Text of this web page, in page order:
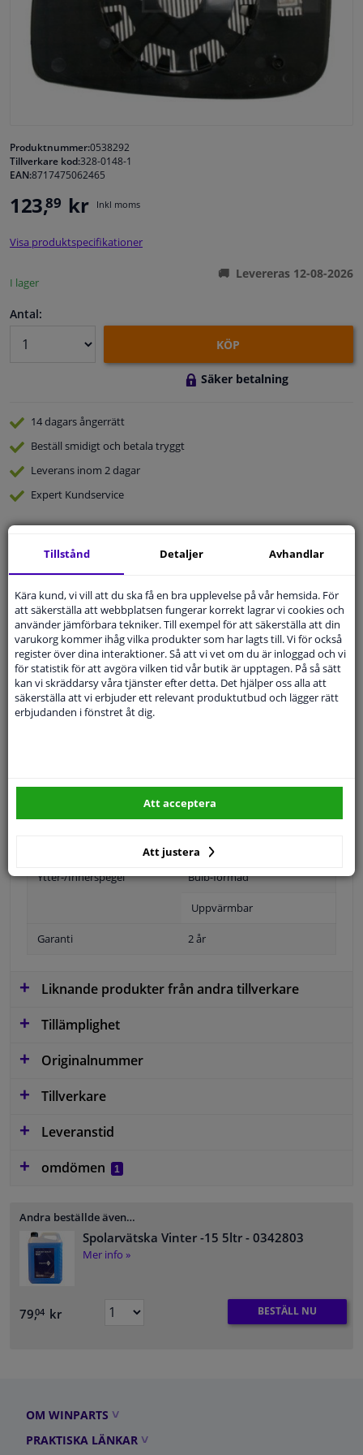
Fönster & Tillbehör
Interiör & bilklädsel
Verkstad & Verktyg
Husbil, motorcykel, cykel & båt
Sensorer & Elsystem
Produktnummer:0538292
Tillverkare kod:328-0148-1
EAN:8717475062465
123,89 kr Inkl moms
Visa produktspecifikationer
I lager
Levereras 12-08-2026
Antal:
KÖP
Säker betalning
14 dagarsångerrätt
Beställ smidigt och betala tryggt
Leverans inom 2 dagar
Expert Kundservice
Ställ din fråga hos våra produktspecialister.
Frågor Och Svar
Modellmatchande garanti, Hitta rätt bildelar.
Fyll i ditt registreringsnummereller Välj din bil.
Vänster, förarens sida
Ytter-/Innerspegel Bulb-formad
Uppvärmbar
Garanti 2 år
Liknande produkter från andra tillverkare
Tillämplighet
Originalnummer
Tillverkare
Leveranstid
omdömen
1
Andra beställde även…
Spolarvätska Vinter -15 5ltr - 0342803
Mer info »
79,04 kr BESTÄLL NU
OM WINPARTS
PRAKTISKA LÄNKAR
Tillstånd Detaljer Avhandlar
Kära kund, vi vill att du ska få en bra upplevelse på vår hemsida. För
att säkerställa att webbplatsen fungerar korrekt lagrar vi cookies och
använder jämförbara tekniker. Till exempel för att säkerställa att din
varukorg kommer ihåg vilka produkter som har lagts till. Vi för också
register över dina interaktioner. Så att vi vet om du är inloggad och vi
för statistik för att avgöra vilken tid vår butik är upptagen. På så sätt
kan vi skräddarsy våra tjänster efter detta. Det hjälper oss alla att
säkerställa att vi erbjuder ett relevant produktutbud och lägger rätt
erbjudanden i fönstret åt dig.
Att justera
Att acceptera